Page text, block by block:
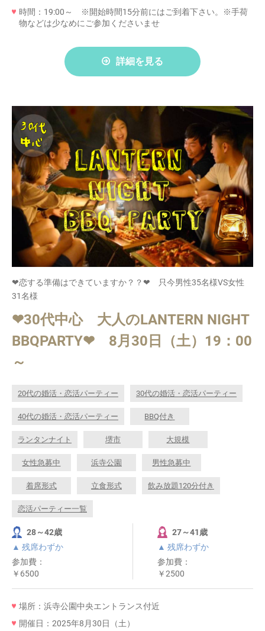
時間：19:00～ ※開始時間15分前にはご到着下さい。※手荷
物などは少なめにご参加くださいませ
詳細を見る
❤恋する準備はできていますか？？❤ 只今男性35名様VS女性
31名様
❤30代中心 大人のLANTERN NIGHT
BBQPARTY❤ 8月30日（土）19：00
～
20代の婚活・恋活パーティー 30代の婚活・恋活パーティー
40代の婚活・恋活パーティー BBQ付き
ランタンナイト 堺市 大規模
女性急募中 浜寺公園 男性急募中
着席形式 立食形式 飲み放題120分付き
恋活パーティー一覧
28～42歳
▲ 残席わずか
参加費：
￥6500
27～41歳
▲ 残席わずか
参加費：
￥2500
場所：浜寺公園中央エントランス付近
開催日：2025年8月30日（土）